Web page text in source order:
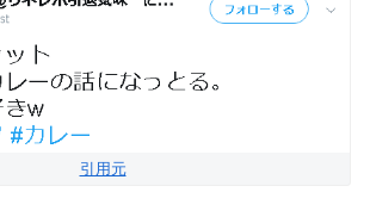
引用元